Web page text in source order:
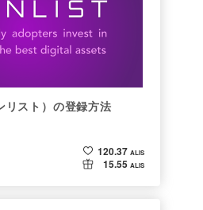
スト）の登録方法
120.37 ALIS
15.55 ALIS